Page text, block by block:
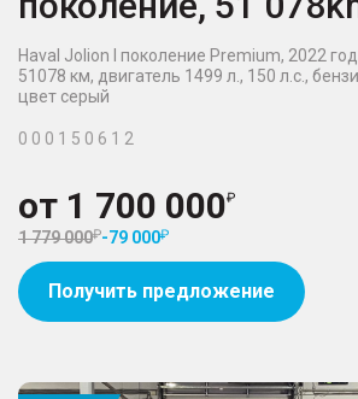
Haval Jolion I поколение Premium, 2022
51078 км, двигатель 1499 л., 150 л.с.,
цвет серый
0 0 0 1 5 0 6 1 2
от 1 700 000
1 779 000 -79 000
Получить предложение